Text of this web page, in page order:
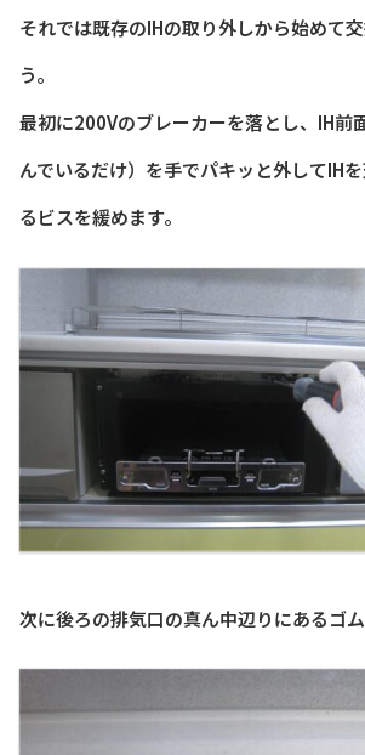
それでは既存のIHの取り外しから始めて
う。
最初に200Vのブレーカーを落とし、IH前
んでいるだけ）を手でパキッと外してIH
るビスを緩めます。
次に後ろの排気口の真ん中辺りにあるゴム